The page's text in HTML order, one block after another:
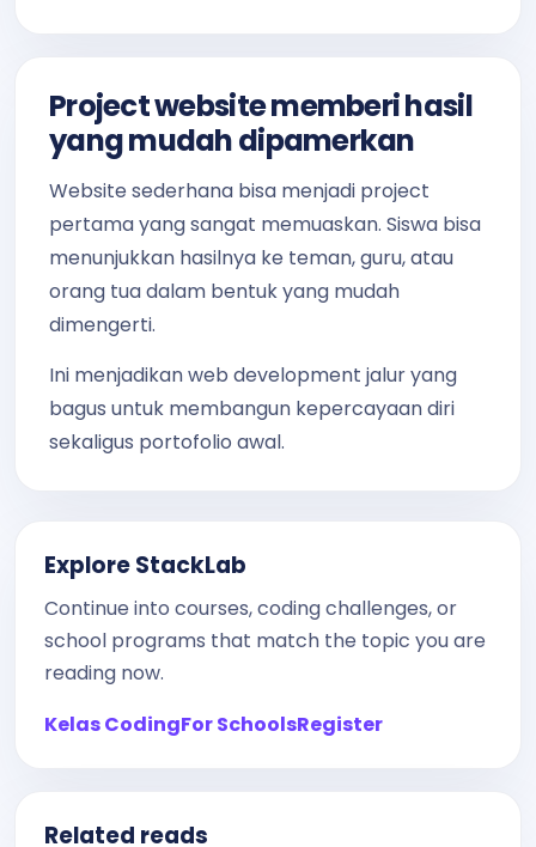
Project website memberi hasil
yang mudah dipamerkan
Website sederhana bisa menjadi project
pertama yang sangat memuaskan. Siswa bisa
menunjukkan hasilnya ke teman, guru, atau
orang tua dalam bentuk yang mudah
dimengerti.
Ini menjadikan web development jalur yang
bagus untuk membangun kepercayaan diri
sekaligus portofolio awal.
Explore StackLab
Continue into courses, coding challenges, or
school programs that match the topic you are
reading now.
Kelas CodingFor SchoolsRegister
Related reads